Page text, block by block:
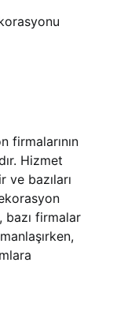
firmalarının
Hizmet
bazıları
bazı firmalar